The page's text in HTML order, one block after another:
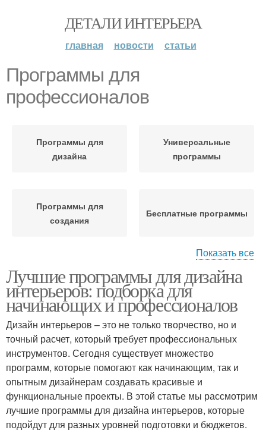
ДЕТАЛИ ИНТЕРЬЕРА
главная новости статьи
Программы для
профессионалов
Программы для
дизайна
Универсальные
программы
Программы для
создания
Бесплатные программы
различных задач
Программы из списка
Показать все
Лучшие программы для дизайна
интерьеров: подборка для
начинающих и профессионалов
Дизайн интерьеров – это не только творчество, но и
точный расчет, который требует профессиональных
инструментов. Сегодня существует множество
программ, которые помогают как начинающим, так и
опытным дизайнерам создавать красивые и
функциональные проекты. В этой статье мы рассмотрим
лучшие программы для дизайна интерьеров, которые
подойдут для разных уровней подготовки и бюджетов.